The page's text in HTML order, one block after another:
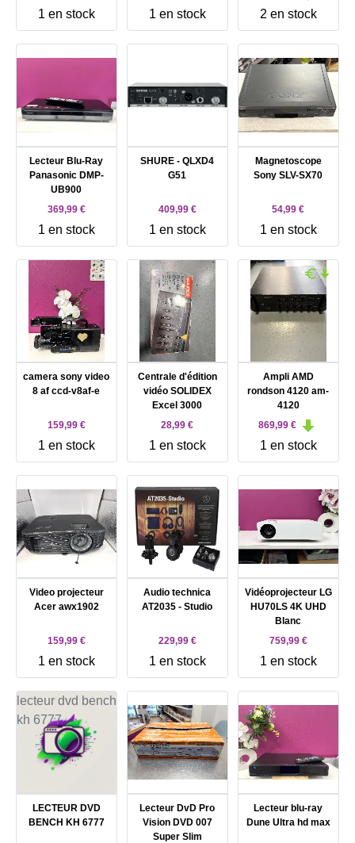
1 en stock 1 en stock 2 en stock
Lecteur Blu-Ray
Panasonic DMP-
UB900
369,99 €
1 en stock
SHURE - QLXD4
G51
409,99 €
1 en stock
Magnetoscope
Sony SLV-SX70
54,99 €
1 en stock
camera sony video
8 af ccd-v8af-e
159,99 €
1 en stock
Centrale d'édition
vidéo SOLIDEX
Excel 3000
28,99 €
1 en stock
Ampli AMD
rondson 4120 am-
4120
869,99 €
1 en stock
Video projecteur
Acer awx1902
159,99 €
1 en stock
Audio technica
AT2035 - Studio
229,99 €
1 en stock
Vidéoprojecteur LG
HU70LS 4K UHD
Blanc
759,99 €
1 en stock
LECTEUR DVD
BENCH KH 6777
Lecteur DvD Pro
Vision DVD 007
Super Slim
Lecteur blu-ray
Dune Ultra hd max